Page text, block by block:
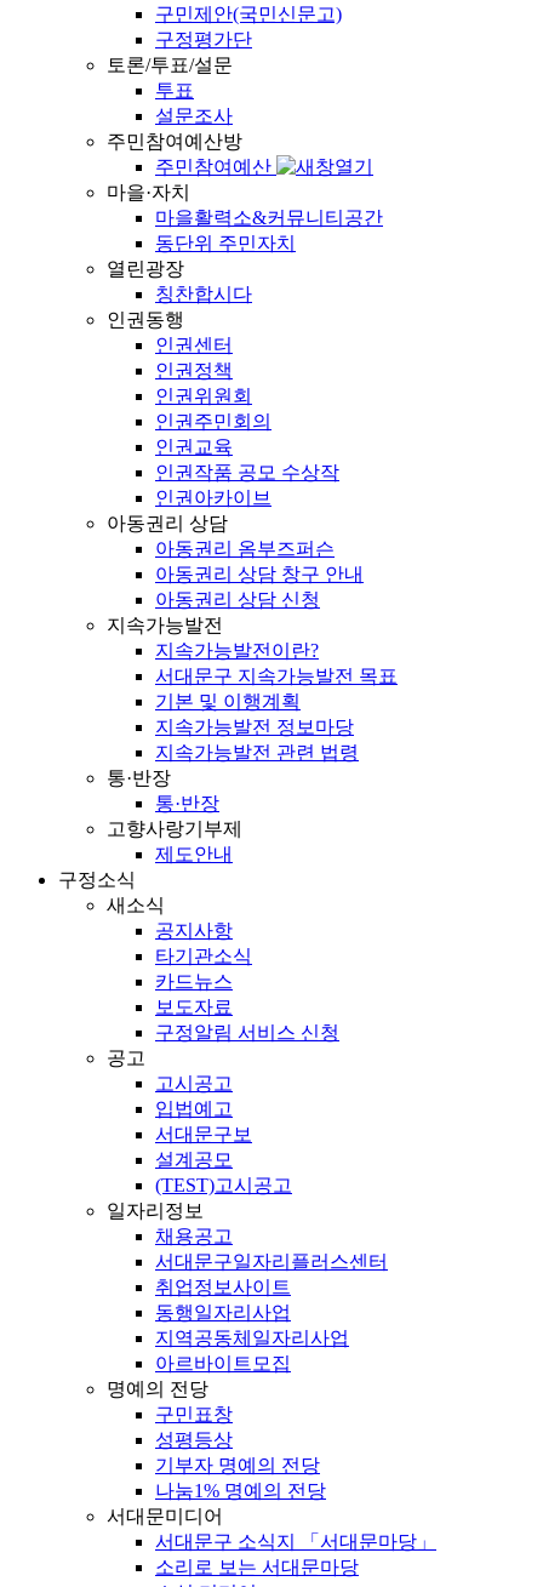
구민제안(국민신문고)
구정평가단
토론/투표/설문
투표
설문조사
주민참여예산방
주민참여예산
마을·자치
마을활력소&커뮤니티공간
동단위 주민자치
열린광장
칭찬합시다
인권동행
인권센터
인권정책
인권위원회
인권주민회의
인권교육
인권작품 공모 수상작
인권아카이브
아동권리 상담
아동권리 옴부즈퍼슨
아동권리 상담 창구 안내
아동권리 상담 신청
지속가능발전
지속가능발전이란?
서대문구 지속가능발전 목표
기본 및 이행계획
지속가능발전 정보마당
지속가능발전 관련 법령
통·반장
통·반장
고향사랑기부제
제도안내
구정소식
새소식
공지사항
타기관소식
카드뉴스
보도자료
구정알림 서비스 신청
공고
고시공고
입법예고
서대문구보
설계공모
(TEST)고시공고
일자리정보
채용공고
서대문구일자리플러스센터
취업정보사이트
동행일자리사업
지역공동체일자리사업
아르바이트모집
명예의 전당
구민표창
성평등상
기부자 명예의 전당
나눔1% 명예의 전당
서대문미디어
서대문구 소식지 「서대문마당」
소리로 보는 서대문마당